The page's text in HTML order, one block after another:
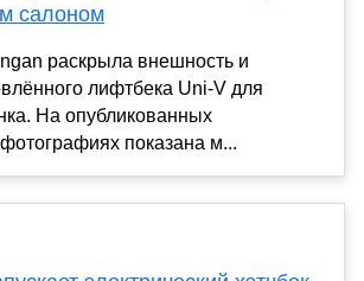
салоном
раскрыла внешность и
лифтбека Uni-V для
На опубликованных
показана м...